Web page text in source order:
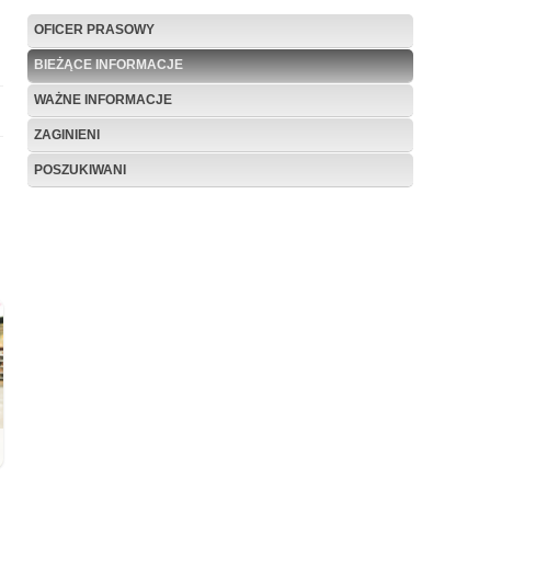
OFICER PRASOWY
BIEŻĄCE INFORMACJE
WAŻNE INFORMACJE
ZAGINIENI
POSZUKIWANI